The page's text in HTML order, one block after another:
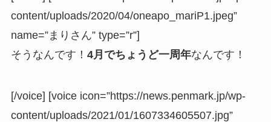
content/uploads/2020/04/oneapo_mariP1.jpeg”
name=”まりさん” type=”r”]
そうなんです！ 4月でちょうど一周年なんです！
[/voice] [voice icon=”https://news.penmark.jp/wp-
content/uploads/2021/01/1607334605507.jpg”